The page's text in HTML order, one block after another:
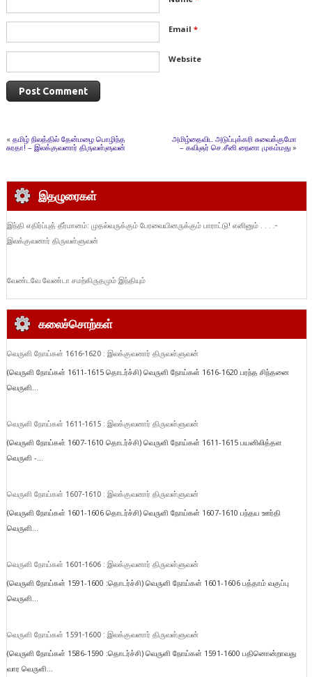
Email *
Website
« தமிழ் நிலத்தில் தேன்மழை பொழிந்த
சுரதா! – இலக்குவனார் திருவள்ளுவன்
அமிழ்தைவிட அடுப்புக்கரி சுவைக்குமோ
– கவிஞர் செ.சீனி நைனா முகம்மது »
இதழுரைகள்
இந்தி எதிர்ப்புத் தீர்மானம்: முதல்வருக்கும் பேரவையினருக்கும் பாராட்டு! எனினும் . . . .-
இலக்குவனார் திருவள்ளுவன்
வேண்டவே வேண்டா சமற்கிருதமும் இந்தியும்
கலைச்சொற்கள்
வெருளி நோய்கள் 1616-1620 : இலக்குவனார் திருவள்ளுவன்
(வெருளி நோய்கள் 1611-1615 தொடர்ச்சி) வெருளி நோய்கள் 1616-1620 பரந்த சிந்தனை
வெருளி...
வெருளி நோய்கள் 1611-1615 : இலக்குவனார் திருவள்ளுவன்
(வெருளி நோய்கள் 1607-1610 தொடர்ச்சி) வெருளி நோய்கள் 1611-1615 பயனிலித்தள
வெருளி -...
வெருளி நோய்கள் 1607-1610 : இலக்குவனார் திருவள்ளுவன்
(வெருளி நோய்கள் 1601-1606 தொடர்ச்சி) வெருளி நோய்கள் 1607-1610 பந்தய ஊர்தி
வெருளி...
வெருளி நோய்கள் 1601-1606 : இலக்குவனார் திருவள்ளுவன்
(வெருளி நோய்கள் 1591-1600 :தொடர்ச்சி) வெருளி நோய்கள் 1601-1606 பத்தாம் வகுப்பு
வெருளி...
வெருளி நோய்கள் 1591-1600 : இலக்குவனார் திருவள்ளுவன்
(வெருளி நோய்கள் 1586-1590 :தொடர்ச்சி) வெருளி நோய்கள் 1591-1600 பதினொன்றாவது
வார வெருளி...